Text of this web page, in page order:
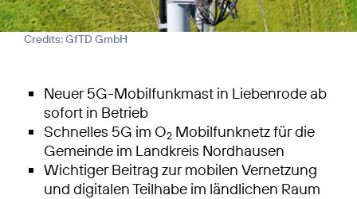
Credits: GfTD GmbH
Neuer 5G-Mobilfunkmast in Liebenrode ab
sofort in Betrieb
Schnelles 5G im O2 Mobilfunknetz für die
Gemeinde im Landkreis Nordhausen
Wichtiger Beitrag zur mobilen Vernetzung
und digitalen Teilhabe im ländlichen Raum